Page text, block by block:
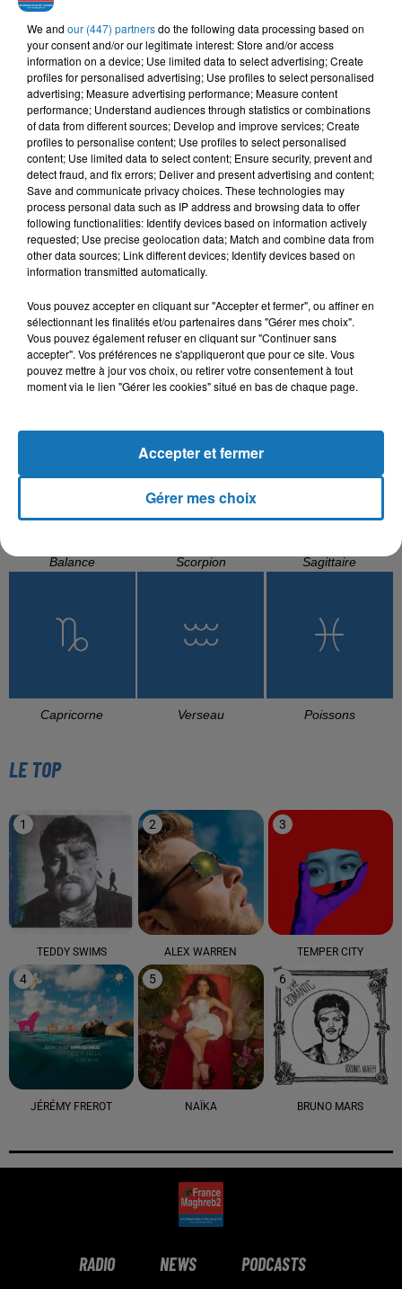
L'HOROSCOPE
Bélier Taureau Gémeaux
Balance Scorpion Sagittaire
Capricorne Verseau Poissons
LE TOP
1
TEDDY SWIMS
2
ALEX WARREN
3
TEMPER CITY
4
JÉRÉMY FREROT
5
NAÏKA
6
BRUNO MARS
RADIO NEWS PODCASTS
We and our (447) partnersdo the following data processing based on
your consent and/or our legitimate interest: Store and/or access
information on a device; Use limited data to select advertising; Create
profiles for personalised advertising; Use profiles to select personalised
advertising; Measure advertising performance; Measure content
performance; Understand audiences through statistics or combinations
of data from different sources; Develop and improve services; Create
profiles to personalise content; Use profiles to select personalised
content; Use limited data to select content; Ensure security, prevent and
detect fraud, and fix errors; Deliver and present advertising and content;
Save and communicate privacy choices. These technologies may
process personal data such as IP address and browsing data to offer
following functionalities: Identify devices based on information actively
requested; Use precise geolocation data; Match and combine data from
other data sources; Link different devices; Identify devices based on
information transmitted automatically.
Vous pouvez accepter en cliquant sur "Accepter et fermer", ou affiner en
sélectionnant les finalités et/ou partenaires dans "Gérer mes choix".
Vous pouvez également refuser en cliquant sur "Continuer sans
accepter". Vos préférences ne s'appliqueront que pour ce site. Vous
pouvez mettre à jour vos choix, ou retirer votre consentement à tout
moment via le lien "Gérer les cookies" situé en bas de chaque page.
Gérer mes choix
Accepter et fermer